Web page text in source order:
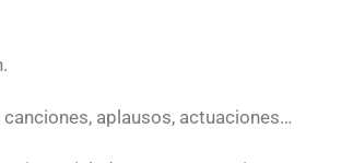
aplausos, actuaciones…